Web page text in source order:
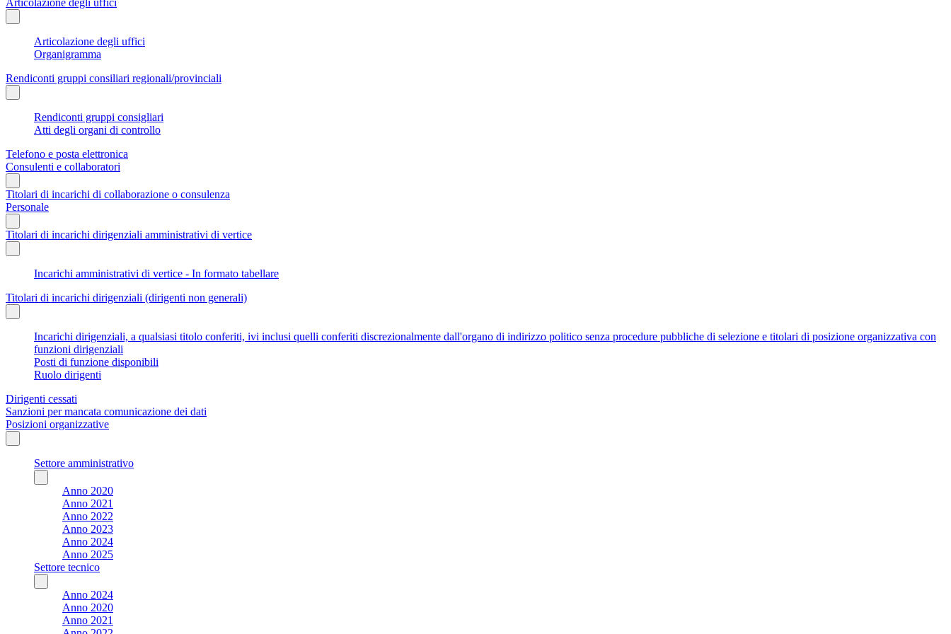
Articolazione degli uffici
Organigramma
Rendiconti gruppi consiliari regionali/provinciali
Rendiconti gruppi consigliari
Atti degli organi di controllo
Telefono e posta elettronica
Consulenti e collaboratori
Titolari di incarichi di collaborazione o consulenza
Personale
Titolari di incarichi dirigenziali amministrativi di vertice
Incarichi amministrativi di vertice - In formato tabellare
Titolari di incarichi dirigenziali (dirigenti non generali)
Incarichi dirigenziali, a qualsiasi titolo conferiti, ivi inclusi quelli conferiti discrezionalmente dall'organo di indirizzo politico senza procedure pubbliche di selezione e titolari di posizione organizzativa con
funzioni dirigenziali
Posti di funzione disponibili
Ruolo dirigenti
Dirigenti cessati
Sanzioni per mancata comunicazione dei dati
Posizioni organizzative
Settore amministrativo
Anno 2020
Anno 2021
Anno 2022
Anno 2023
Anno 2024
Anno 2025
Settore tecnico
Anno 2024
Anno 2020
Anno 2021